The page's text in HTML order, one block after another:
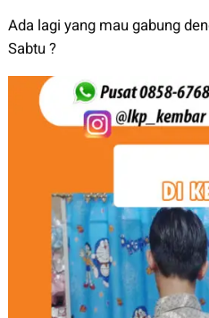
Ada lagi yang mau gabung
Sabtu ?